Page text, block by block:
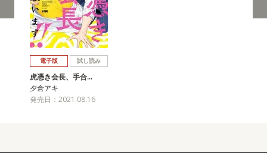
電子版 試し読み
虎憑き会長、手合…
夕倉アキ
発売日：2021.08.16